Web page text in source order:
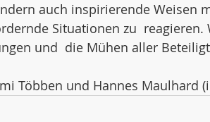
auch inspirierende Weisen
Situationen zu
und  die Mühen aller
Többen und Hannes Maulhard